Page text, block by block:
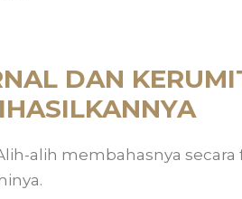
DAN
alih membahasnya